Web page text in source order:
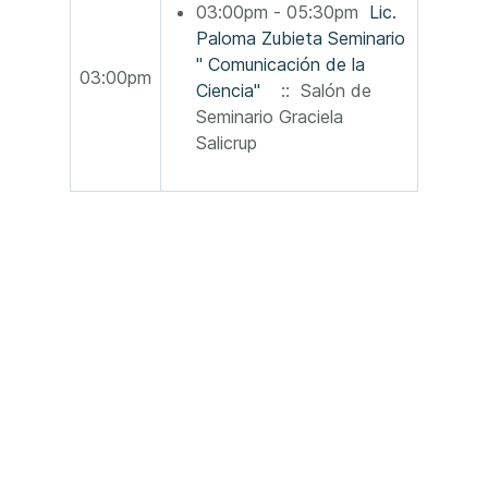
03:00pm
03:00pm - 05:30pm Lic.
Paloma Zubieta Seminario
" Comunicación de la
Ciencia"
:: Salón de
Seminario Graciela
Salicrup